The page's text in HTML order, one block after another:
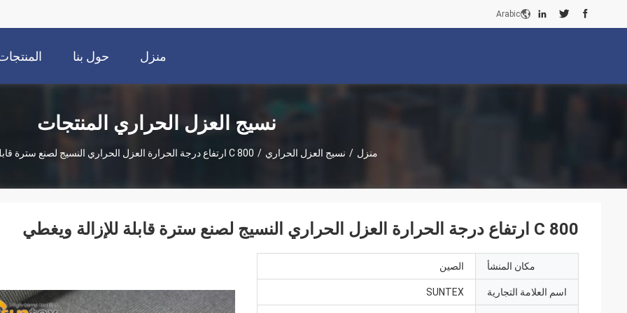
Arabic
منزل حول بنا
نسيج العزل الحراري المنتجات
منزل / نسيج العزل الحراري / 800 C ارتفاع درجة الحرارة العزل الحراري النسيج لصنع سترة قابلة للإزالة ويغطي
800 C ارتفاع درجة الحرارة العزل الحراري النسيج لصنع سترة قابلة للإزالة ويغطي
مكان المنشأ الصين
اسم العلامة التجارية SUNTEX